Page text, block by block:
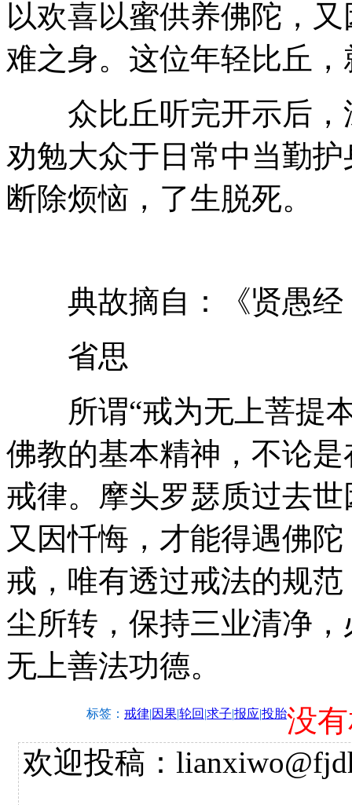
以欢喜以蜜供养佛陀，
难之身。这位年轻比丘
众比丘听完开示后，
劝勉大众于日常中当勤
断除烦恼，了生脱死。
典故摘自：《贤愚经
省思
所谓“戒为无上菩提本
佛教的基本精神，不论
戒律。摩头罗瑟质过去
又因忏悔，才能得遇佛
戒，唯有透过戒法的规
尘所转，保持三业清净
无上善法功德。
标签： 戒律|因果|轮回 |求子|报应|投胎没
欢迎投稿：